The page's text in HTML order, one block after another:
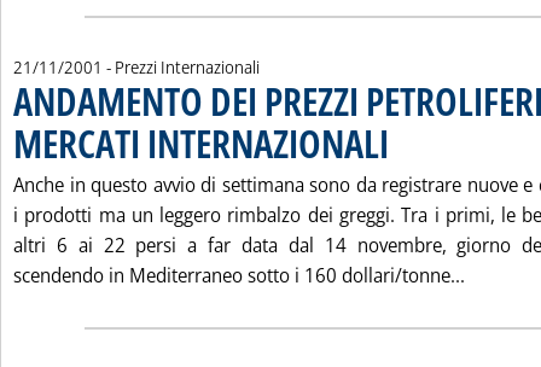
21/11/2001 - Prezzi Internazionali
ANDAMENTO DEI PREZZI
MERCATI INTERNAZIONALI
Anche in questo avvio di settimana sono da registrare nuove
i prodotti ma un leggero rimbalzo dei greggi. Tra i primi, le
altri 6 ai 22 persi a far data dal 14 novembre, giorno
scendendo in Mediterraneo sotto i 160 dollari/tonne...